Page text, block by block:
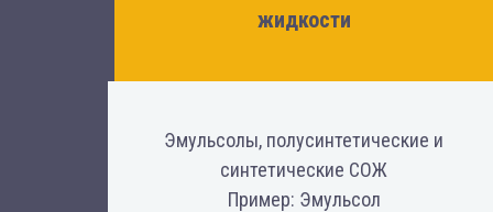
жидкости
Эмульсолы, полусинтетические и
синтетические СОЖ
Пример: Эмульсол